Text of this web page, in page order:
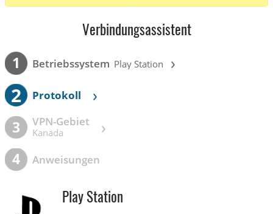
Verbindungsassistent
1 Betriebssystem Play Station ›
2 Protokoll ›
3 VPN-Gebiet
Kanada ›
4 Anweisungen
Play Station